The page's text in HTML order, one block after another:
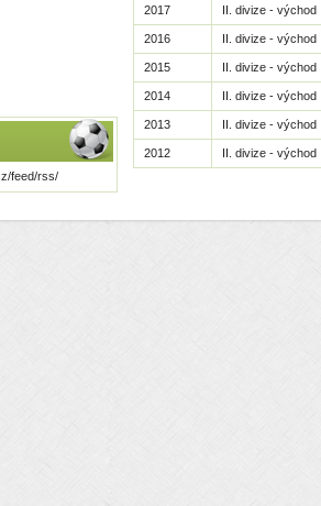
feed/rss/
2017 II. divize - východ
2016 II. divize - východ
2015 II. divize - východ
2014 II. divize - východ
2013 II. divize - východ
2012 II. divize - východ